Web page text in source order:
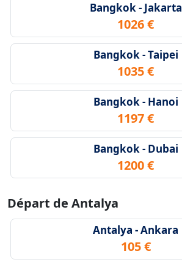
Bangkok - Jakarta
1026 €
Bangkok - Taipei
1035 €
Bangkok - Hanoi
1197 €
Bangkok - Dubai
1200 €
Départ de Antalya
Antalya - Ankara
105 €